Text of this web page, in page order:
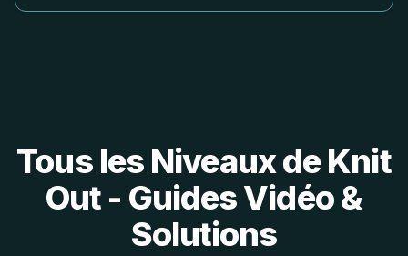
Tous les Niveaux de Knit
Out - Guides Vidéo &
Solutions